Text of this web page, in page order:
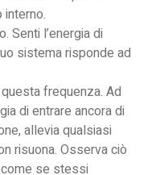
Senti l’energia di
sistema risponde ad
frequenza. Ad
di entrare ancora di
allevia qualsiasi
risuona. Osserva ciò
se stessi